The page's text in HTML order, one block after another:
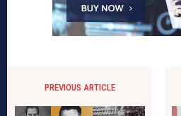
PREVIOUS ARTICLE